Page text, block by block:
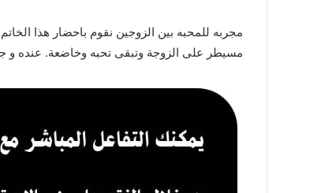
مجربه للمحبه بين الزوجين نقوم باحضار هذا
مسيطر على الزوجة وتبقى تحبه وخاضعة. عنده و